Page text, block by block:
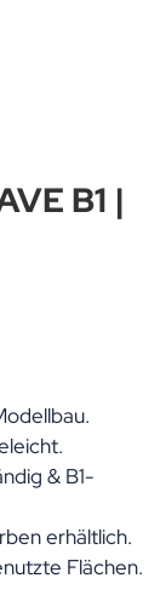
B1 |
& B1-
erhältlich.
Flächen.